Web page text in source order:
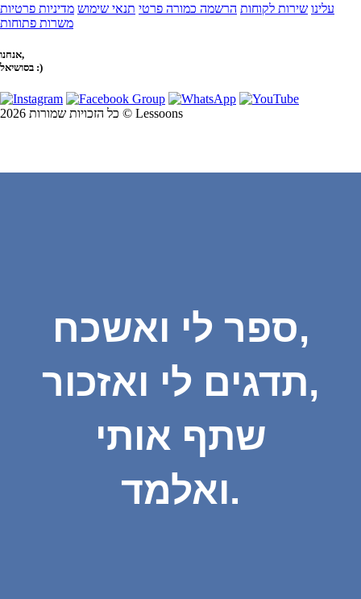
עלינו שירות לקוחות הרשמה כמורה פרטי תנאי שימוש מדיניות פרטיות
משרות פתוחות
אנחנו,
בסושיאל :)
כל הזכויות שמורות 2026 © Lessoons
ספר לי ואשכח,
תדגים לי ואזכור,
שתף אותי
ואלמד.